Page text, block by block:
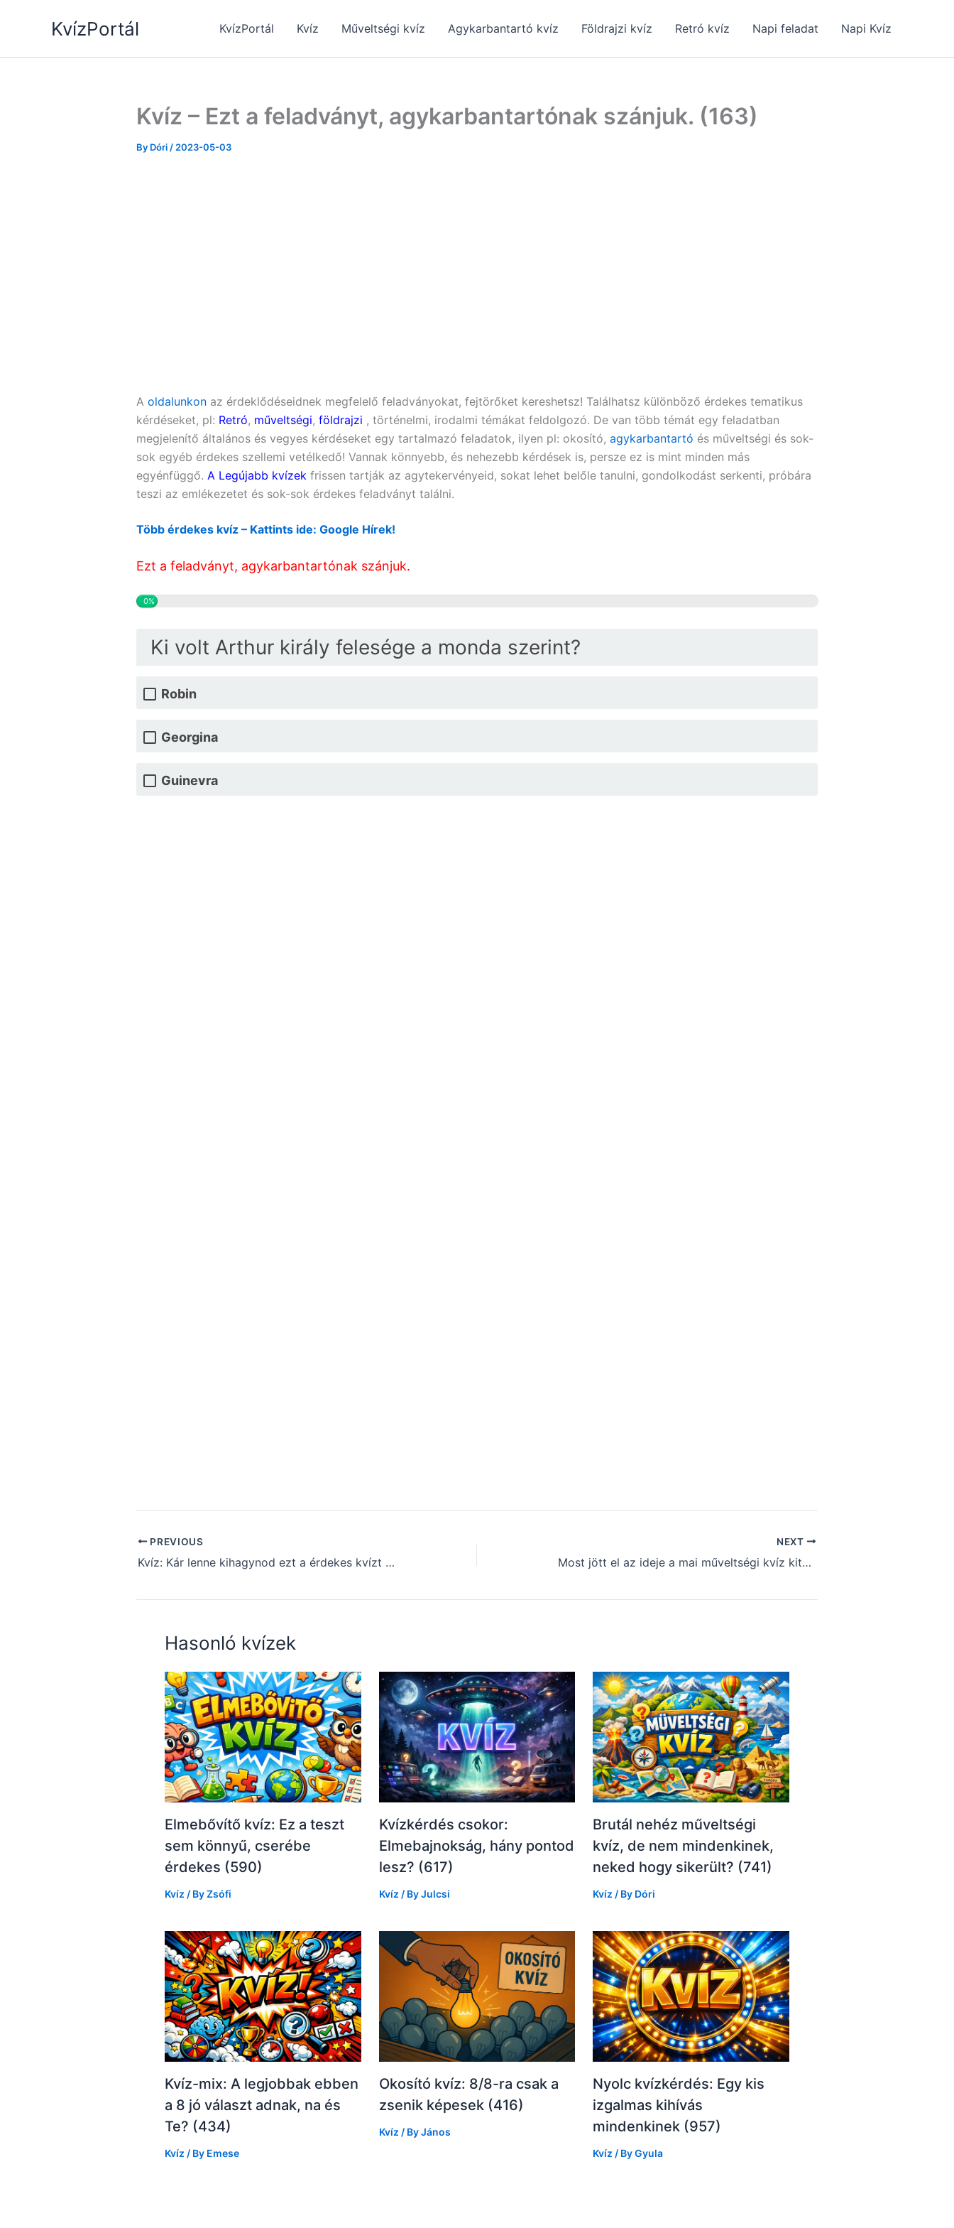
KvízPortál KvízPortál Kvíz Műveltségi kvíz Agykarbantartó kvíz Földrajzi kvíz Retró kvíz Napi feladat Napi Kvíz
Kvíz – Ezt a feladványt, agykarbantartónak szánjuk. (163)
By Dóri / 2023-05-03
A oldalunkon az érdeklődéseidnek megfelelő feladványokat, fejtörőket kereshetsz! Találhatsz különböző érdekes tematikus
kérdéseket, pl: Retró, műveltségi, földrajzi , történelmi, irodalmi témákat feldolgozó. De van több témát egy feladatban
megjelenítő általános és vegyes kérdéseket egy tartalmazó feladatok, ilyen pl: okosító, agykarbantartó és műveltségi és sok-
sok egyéb érdekes szellemi vetélkedő! Vannak könnyebb, és nehezebb kérdések is, persze ez is mint minden más
egyénfüggő. A Legújabb kvízek frissen tartják az agytekervényeid, sokat lehet belőle tanulni, gondolkodást serkenti, próbára
teszi az emlékezetet és sok-sok érdekes feladványt találni.
Több érdekes kvíz – Kattints ide: Google Hírek!
Ezt a feladványt, agykarbantartónak szánjuk.
0%
Ki volt Arthur király felesége a monda szerint?
Robin
Georgina
Guinevra
PREVIOUS
Kvíz: Kár lenne kihagynod ezt a érdekes kvízt (154)
NEXT
Most jött el az ideje a mai műveltségi kvíz kitöltésnek (278)
Hasonló kvízek
Elmebővítő kvíz: Ez a teszt
sem könnyű, cserébe
érdekes (590)
Kvíz / ByZsófi
Kvízkérdés csokor:
Elmebajnokság, hány pontod
lesz? (617)
Kvíz / ByJulcsi
Brutál nehéz műveltségi
kvíz, de nem mindenkinek,
neked hogy sikerült? (741)
Kvíz / By Dóri
Kvíz-mix: A legjobbak ebben
a 8 jó választ adnak, na és
Te? (434)
Kvíz / By Emese
Okosító kvíz: 8/8-ra csak a
zsenik képesek (416)
Kvíz / ByJános
Nyolc kvízkérdés: Egy kis
izgalmas kihívás
mindenkinek (957)
Kvíz / ByGyula